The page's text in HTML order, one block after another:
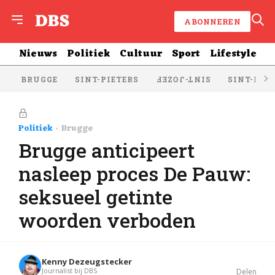
ABONNEREN
Nieuws Politiek Cultuur Sport Lifestyle
BRUGGE SINT-PIETERS SINT-JOZEF SINT-
Politiek Brugge
Brugge anticipeert
nasleep proces De Pauw:
seksueel getinte
woorden verboden
Kenny Dezeugstecker
Journalist bij DBS Delen